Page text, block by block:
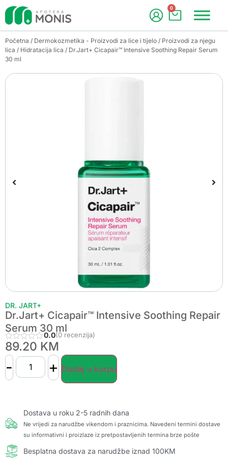
0
Početna / Dermokozmetika - Proizvodi za lice i tijelo / Proizvodi za njegu
lica / Hidratacija lica / Dr.Jart+ Cicapair™ Intensive Soothing Repair Serum
30 ml
DR. JART+
Dr.Jart+ Cicapair™ Intensive Soothing Repair
Serum 30 ml
0.0(0 recenzija)
89.20 KM
- + Dodaj u korpu
Dostava u roku 2-5 radnih dana
Ne vrijedi za narudžbe vikendom i praznicima. Navedeni termini dostave
su informativni i proizlaze iz pretpostavljenih termina brze pošte
Besplatna dostava za narudžbe iznad 100KM